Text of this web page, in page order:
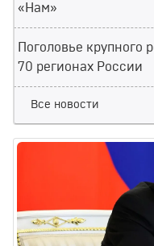
«Нам»
Поголовье крупного
70 регионах России
Все новости